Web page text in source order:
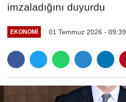
imzaladığını duyurdu
EKONOMI 01 Temmuz 2026 - 09:39